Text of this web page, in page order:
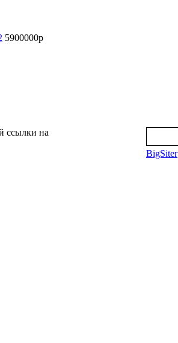
5900000р
ссылки на
BigSiter